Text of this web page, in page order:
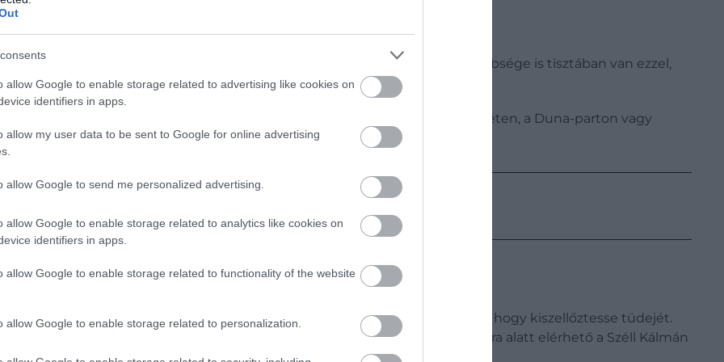
allow Google to enable storage related to advertising like cookies on
identifiers in apps.
allow my user data to be sent to Google for online advertising
allow Google to send me personalized advertising.
allow Google to enable storage related to analytics like cookies on
identifiers in apps.
allow Google to enable storage related to functionality of the website
allow Google to enable storage related to personalization.
sziget tökéletes helyszín a szabadtéri csemegézésre. A fővárosiak többsége is tisztában van ezzel,
családok és baráti társaságok.
a számára legideálisabb helyet, pokrócunkat leteríthetjük a Nagyréten, a Duna-parton vagy
számított, manapság is sok budapesti látogat ide abból a célból, hogy kiszellőztesse tüdejét.
mellett az ikonikus rétesező is megújult. A zöld oázis kevesebb mint fél óra alatt elérhető a Széll Kálmán